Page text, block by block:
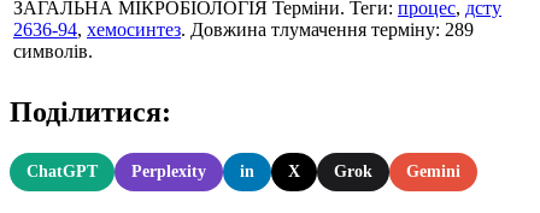
ЗАГАЛЬНА МІКРОБІОЛОГІЯ Терміни. Теги: процес, дсту
2636-94, хемосинтез. Довжина тлумачення терміну: 289
символів.
Поділитися:
ChatGPT Perplexity in X Grok Gemini